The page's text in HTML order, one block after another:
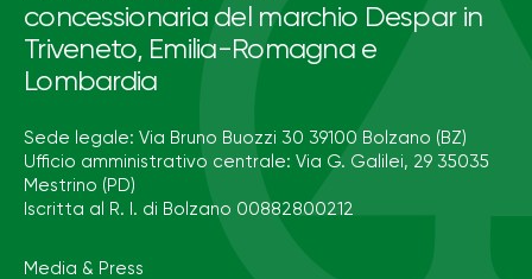
concessionaria del marchio Despar in
Triveneto, Emilia-Romagna e
Lombardia
Sede legale: Via Bruno Buozzi 30 39100 Bolzano (BZ)
Ufficio amministrativo centrale: Via G. Galilei, 29 35035
Mestrino (PD)
Iscritta al R. I. di Bolzano 00882800212
Media & Press